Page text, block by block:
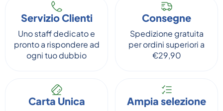
Servizio Clienti
Uno staff dedicato e
pronto a rispondere ad
ogni tuo dubbio
Consegne
Spedizione gratuita
per ordini superiori a
€29,90
Carta Unica Ampia selezione